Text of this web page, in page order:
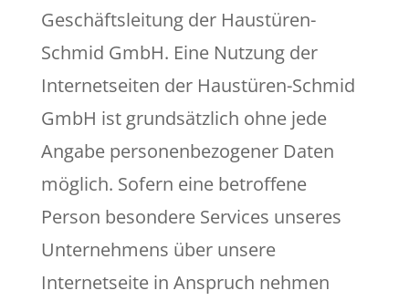
Geschäftsleitung der Haustüren-
Schmid GmbH. Eine Nutzung der
Internetseiten der Haustüren-Schmid
GmbH ist grundsätzlich ohne jede
Angabe personenbezogener Daten
möglich. Sofern eine betroffene
Person besondere Services unseres
Unternehmens über unsere
Internetseite in Anspruch nehmen